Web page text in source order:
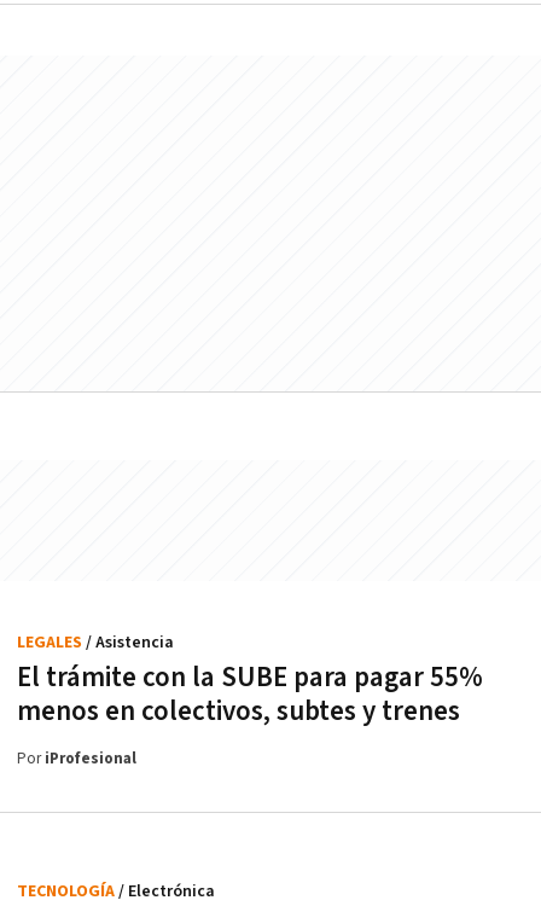
El trámite con la SUBE para pagar 55%
menos en colectivos, subtes y trenes
LEGALES / Asistencia
PoriProfesional
TECNOLOGÍA/ Electrónica